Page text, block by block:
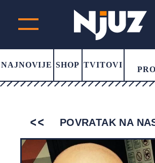
NAJNOVIJE SHOP TVITOVI
POVRATAK NA